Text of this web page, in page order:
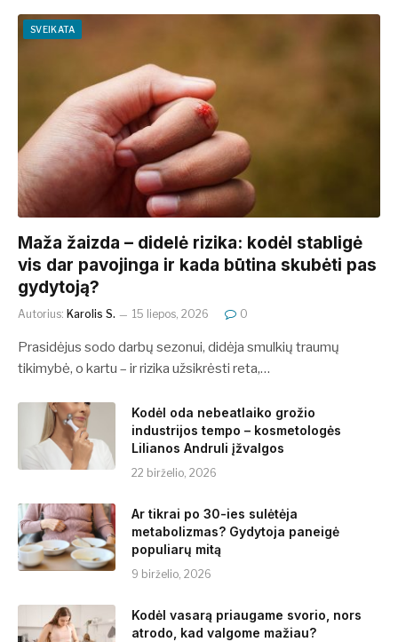
SVEIKATA
​​Maža žaizda – didelė rizika: kodėl stabligė
vis dar pavojinga ir kada būtina skubėti pas
gydytoją?
Autorius: Karolis S. 15 liepos, 2026 0
Prasidėjus sodo darbų sezonui, didėja smulkių traumų
tikimybė, o kartu – ir rizika užsikrėsti reta,…
Kodėl oda nebeatlaiko grožio
industrijos tempo – kosmetologės
Lilianos Andruli įžvalgos
22 birželio, 2026
Ar tikrai po 30-ies sulėtėja
metabolizmas? Gydytoja paneigė
populiarų mitą
9 birželio, 2026
Kodėl vasarą priaugame svorio, nors
atrodo, kad valgome mažiau?